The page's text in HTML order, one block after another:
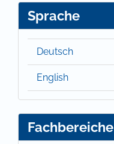
Sprache
Deutsch
English
Fachbereiche